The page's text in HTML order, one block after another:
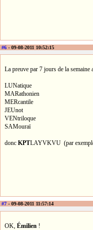
#6 - 09-08-2011 10:52:15
La preuve par 7 jours de la semaine
LUNatique
MARathonien
MERcantile
JEUnot
VENtriloque
SAMouraï
donc KPTLAYVKVU (par
#7 - 09-08-2011 11:57:14
OK, Émilien !